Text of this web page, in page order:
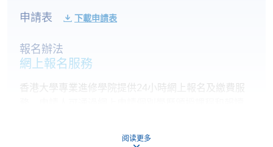
申請表 下載申請表
報名辦法
網上報名服務
香港大學專業進修學院提供24小時網上報名及繳費服
申請人可在網上使用「繳費靈」(PPS) (不適用於手
阅读更多